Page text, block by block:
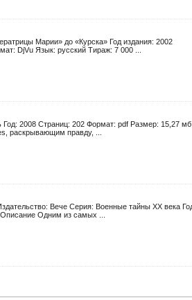
Марии» до «Курска» Год издания: 2002
DjVu Язык: русский Тираж: 7 000 ...
2008 Страниц: 202 Формат: pdf Размер: 15,27 мб
раскрывающим правду, ...
Вече Серия: Военные тайны XX века
Одним из самых ...